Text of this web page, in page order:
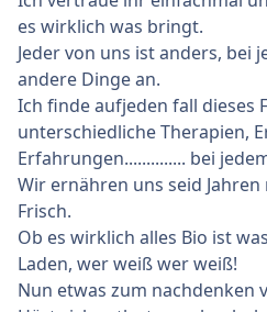
es wirklich was bringt.
Jeder von uns ist anders, bei
andere Dinge an.
Ich finde aufjeden fall dieses
unterschiedliche Therapien,
Erfahrungen.............. bei
Wir ernähren uns seid
Frisch.
Ob es wirklich alles Bio ist
Laden, wer weiß wer weiß!
Nun etwas zum nachdenken